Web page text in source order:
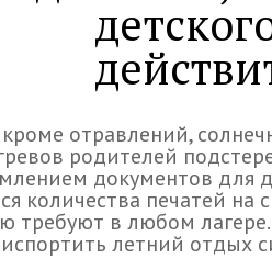
отравлений,
родителей
документов для
количества печатей на
требуют в любом
летний отдых